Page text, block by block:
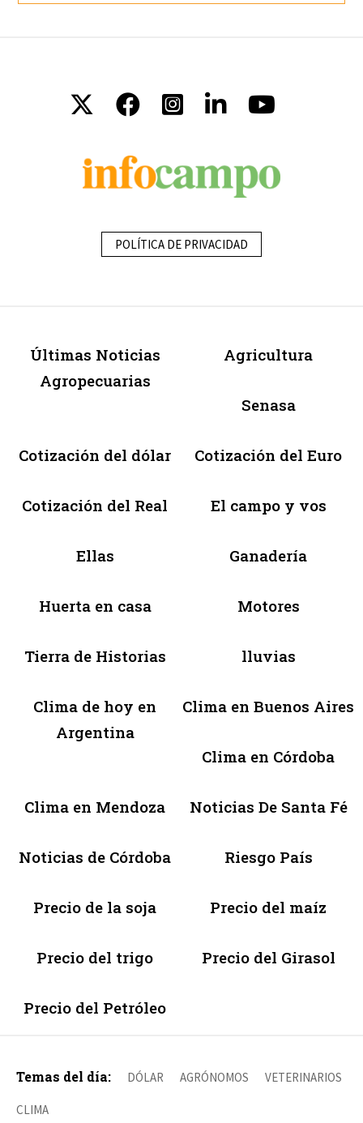
POLÍTICA DE PRIVACIDAD
Últimas Noticias
Agropecuarias
Agricultura
Senasa
Cotización del dólar Cotización del Euro
Cotización del Real El campo y vos
Ellas Ganadería
Huerta en casa Motores
Tierra de Historias lluvias
Clima de hoy en
Argentina
Clima en Buenos Aires
Clima en Córdoba
Clima en Mendoza Noticias De Santa Fé
Noticias de Córdoba Riesgo País
Precio de la soja Precio del maíz
Precio del trigo Precio del Girasol
Precio del Petróleo
Temas del día: DÓLAR AGRÓNOMOS VETERINARIOS
CLIMA